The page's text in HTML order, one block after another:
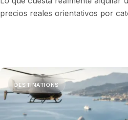
precios reales orientativos por
DESTINATIONS